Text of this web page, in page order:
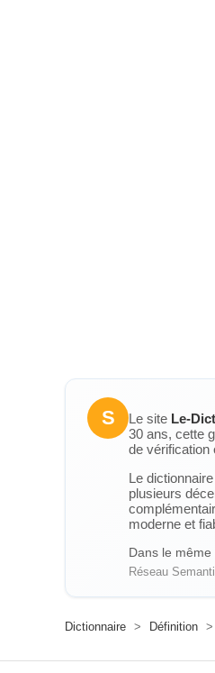
S Le site Le-
30 ans, cette
de vérification
Le
plusieurs
moderne et
Dans le même
Réseau
Dictionnaire > Définition >